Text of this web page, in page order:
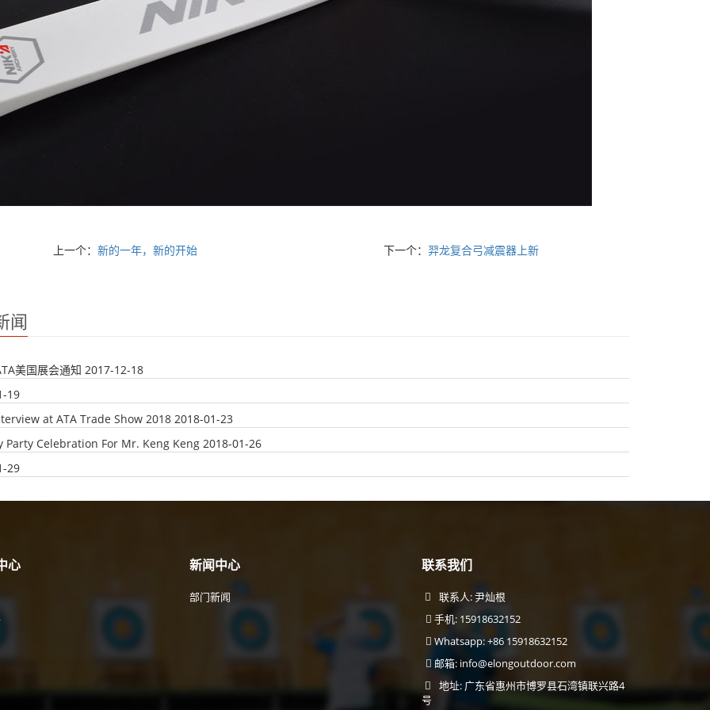
上一个：新的一年，新的开始 下一个：羿龙复合弓减震器上新
闻
美国展会通知 2017-12-18
19
at ATA Trade Show 2018 2018-01-23
Party Celebration For Mr. Keng Keng 2018-01-26
29
心 新闻中心
部门新闻
联系我们
联系人: 尹灿根
手机: 15918632152
Whatsapp: +86 15918632152
邮箱: info@elongoutdoor.com
地址: 广东省惠州市博罗县石湾镇联兴路4
号